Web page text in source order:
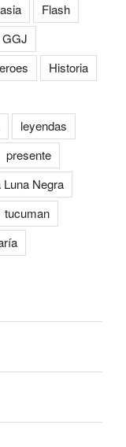
Flash
GGJ
Historia
leyendas
presente
Negra
tucuman